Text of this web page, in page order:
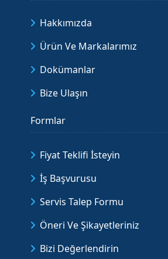
Hakkımızda
Ürün Ve Markalarımız
Dokümanlar
Bize Ulaşın
Formlar
Fiyat Teklifi İsteyin
İş Başvurusu
Servis Talep Formu
Öneri Ve Şikayetleriniz
Bizi Değerlendirin